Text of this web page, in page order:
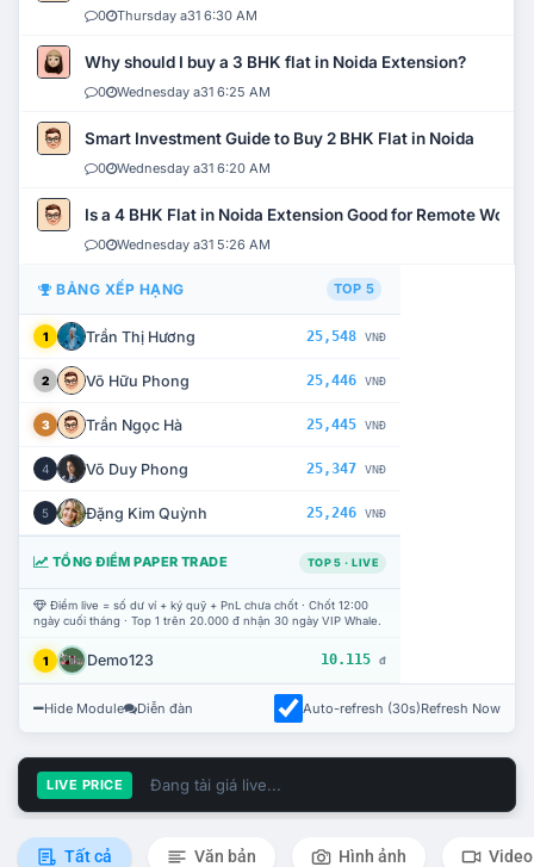
0 Thursday a31 6:30 AM
Why should I buy a 3 BHK flat in Noida Extension?
0 Wednesday a31 6:25 AM
Smart Investment Guide to Buy 2 BHK Flat in Noida
0 Wednesday a31 6:20 AM
Is a 4 BHK Flat in Noida Extension Good for Remote Work?
0 Wednesday a31 5:26 AM
BẢNG XẾP HẠNG TOP 5
1 Trần Thị Hương 25,548 VNĐ
2 Võ Hữu Phong 25,446 VNĐ
3 Trần Ngọc Hà 25,445 VNĐ
4 Võ Duy Phong 25,347 VNĐ
5 Đặng Kim Quỳnh 25,246 VNĐ
TỔNG ĐIỂM PAPER TRADE TOP 5 · LIVE
Điểm live = số dư ví + ký quỹ + PnL chưa chốt · Chốt 12:00
ngày cuối tháng · Top 1 trên 20.000 đ nhận 30 ngày VIP Whale.
1 Demo123 10.115 đ
Hide Module Diễn đàn Auto-refresh (30s)Refresh Now
LIVE PRICE Đang tải giá live...
Tất cả Văn bản Hình ảnh Video